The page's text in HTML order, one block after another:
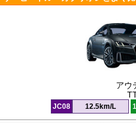
アウ
JC08 12.5km/L